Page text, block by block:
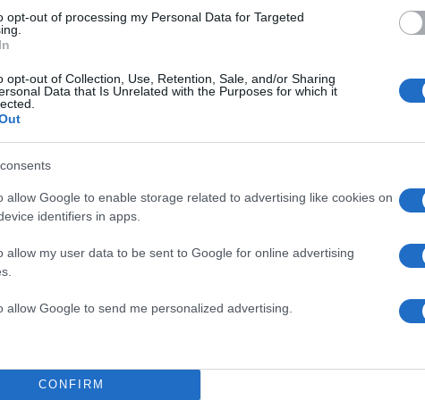
opt-out of processing my Personal Data for Targeted
opt-out of Collection, Use, Retention, Sale, and/or Sharing
Data that Is Unrelated with the Purposes for which it
allow Google to enable storage related to advertising like cookies on
identifiers in apps.
allow my user data to be sent to Google for online advertising
allow Google to send me personalized advertising.
CONFIRM
Κυριάκο Μητσοτάκη επεσήμανε ο κ. Τσίπρας:
πιθανόν θα εξαντλήσει όλα τα περιθώρια για να
θέση».
ακροδεξιάς σε ευρωπαϊκό επίπεδο την επόμενη της 9ης
Γιώργος Τσίπρας: «Όλοι προεξοφολούν ότι θα